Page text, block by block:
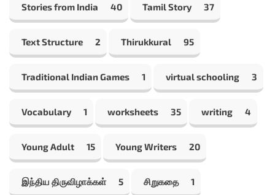
Stories from India 40 Tamil Story 37
Text Structure 2 Thirukkural 95
Traditional Indian Games 1 virtual schooling 3
Vocabulary 1 worksheets 35 writing 4
Young Adult 15 Young Writers 20
இந்திய திருவிழாக்கள் 5 சிறுகதை 1